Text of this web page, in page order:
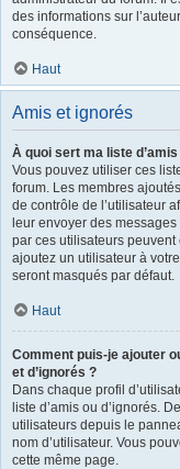
des informations sur
conséquence.
Haut
Amis et ignorés
À quoi sert ma liste d’amis
Vous pouvez utiliser ces
forum. Les membres
de contrôle de l’utilisateur
leur envoyer des
par ces utilisateurs
ajoutez un utilisateur à
seront masqués par défaut.
Haut
Comment puis-je ajouter
et d’ignorés ?
Dans chaque profil
liste d’amis ou d’ignorés.
utilisateurs depuis le
nom d’utilisateur. Vous
cette même page.